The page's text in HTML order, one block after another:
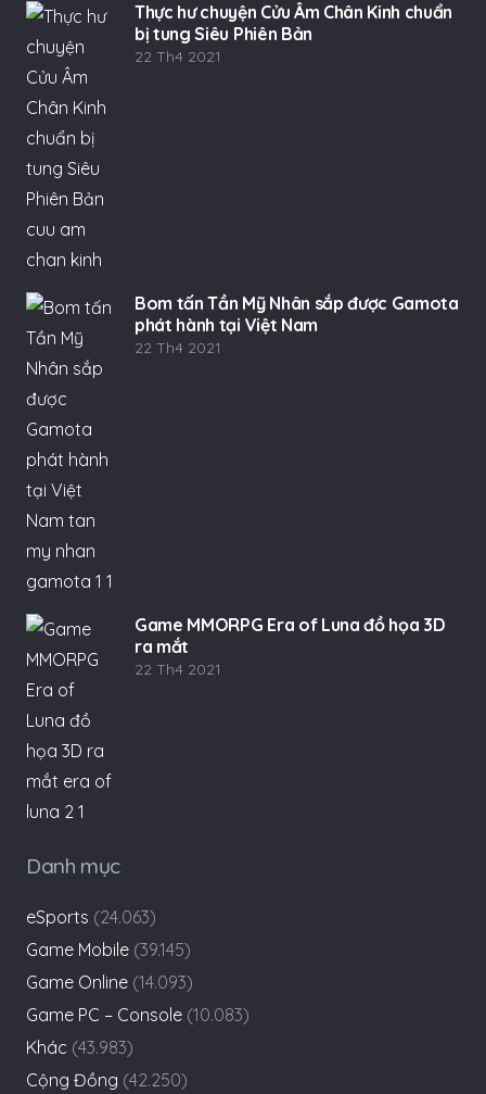
Thực hư chuyện Cửu Âm Chân Kinh chuẩn
bị tung Siêu Phiên Bản
22 Th4 2021
Bom tấn Tần Mỹ Nhân sắp được Gamota
phát hành tại Việt Nam
22 Th4 2021
Game MMORPG Era of Luna đồ họa 3D
ra mắt
22 Th4 2021
Danh mục
eSports (24.063)
Game Mobile (39.145)
Game Online (14.093)
Game PC – Console (10.083)
Khác (43.983)
Cộng Đồng (42.250)